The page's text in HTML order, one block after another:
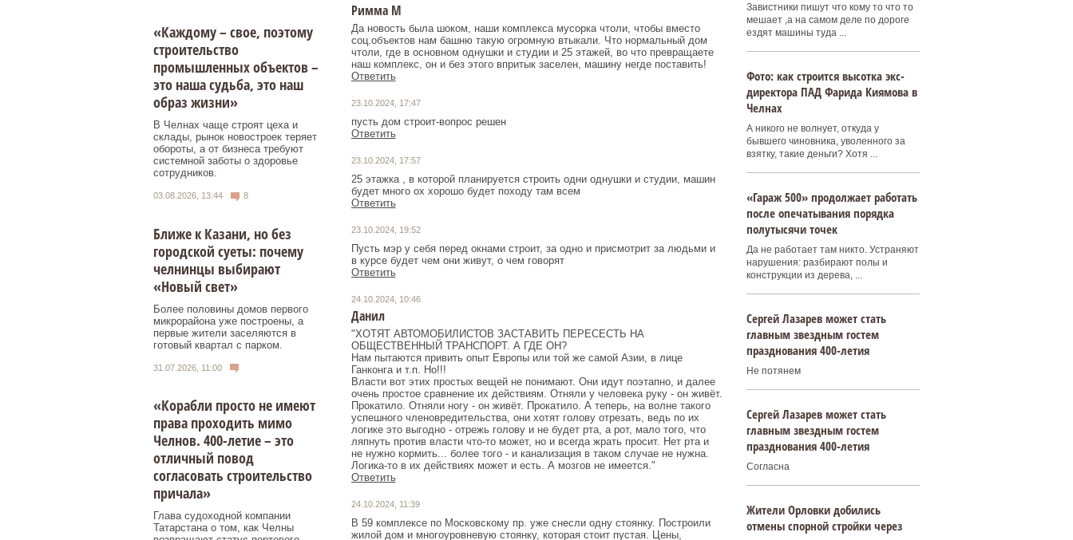
«Каждому – свое, поэтому
строительство
промышленных объектов –
это наша судьба, это наш
образ жизни»
В Челнах чаще строят цеха и
склады, рынок новостроек теряет
обороты, а от бизнеса требуют
системной заботы о здоровье
сотрудников.
03.08.2026, 13:44 8
Ближе к Казани, но без
городской суеты: почему
челнинцы выбирают
«Новый свет»
Более половины домов первого
микрорайона уже построены, а
первые жители заселяются в
готовый квартал с парком.
31.07.2026, 11:00
«Корабли просто не имеют
права проходить мимо
Челнов. 400-летие – это
отличный повод
согласовать строительство
причала»
Глава судоходной компании
Татарстана о том, как Челны
Римма М
Да новость была шоком, наши комплекса мусорка чтоли, чтобы вместо
соц.объектов нам башню такую огромную втыкали. Что нормальный дом
чтоли, где в основном однушки и студии и 25 этажей, во что превращаете
наш комплекс, он и без этого впритык заселен, машину негде поставить!
Ответить
23.10.2024, 17:47
пусть дом строит-вопрос решен
Ответить
23.10.2024, 17:57
25 этажка , в которой планируется строить одни однушки и студии, машин
будет много ох хорошо будет походу там всем
Ответить
23.10.2024, 19:52
Пусть мэр у себя перед окнами строит, за одно и присмотрит за людьми и
в курсе будет чем они живут, о чем говорят
Ответить
24.10.2024, 10:46
Данил
"ХОТЯТ АВТОМОБИЛИСТОВ ЗАСТАВИТЬ ПЕРЕСЕСТЬ НА
ОБЩЕСТВЕННЫЙ ТРАНСПОРТ. А ГДЕ ОН?
Нам пытаются привить опыт Европы или той же самой Азии, в лице
Ганконга и т.п. Но!!!
Власти вот этих простых вещей не понимают. Они идут поэтапно, и далее
очень простое сравнение их действиям. Отняли у человека руку - он живёт.
Прокатило. Отняли ногу - он живёт. Прокатило. А теперь, на волне такого
успешного членовредительства, они хотят голову отрезать, ведь по их
логике это выгодно - отрежь голову и не будет рта, а рот, мало того, что
ляпнуть против власти что-то может, но и всегда жрать просит. Нет рта и
не нужно кормить... более того - и канализация в таком случае не нужна.
Логика-то в их действиях может и есть. А мозгов не имеется."
Ответить
24.10.2024, 11:39
В 59 комплексе по Московскому пр. уже снесли одну стоянку. Построили
жилой дом и многоуровневую стоянку, которая стоит пустая. Цены,
Завистники пишут что кому то что то
мешает ,а на самом деле по дороге
ездят машины туда ...
Фото: как строится высотка экс-
директора ПАД Фарида Киямова в
Челнах
А никого не волнует, откуда у
бывшего чиновника, уволенного за
взятку, такие деньги? Хотя ...
«Гараж 500» продолжает работать
после опечатывания порядка
полутысячи точек
Да не работает там никто. Устраняют
нарушения: разбирают полы и
конструкции из дерева, ...
Сергей Лазарев может стать
главным звездным гостем
празднования 400‑летия
Не потянем
Сергей Лазарев может стать
главным звездным гостем
празднования 400‑летия
Согласна
Жители Орловки добились
отмены спорной стройки через